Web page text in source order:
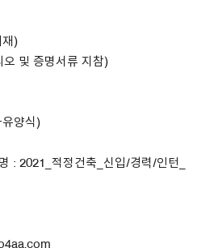
재)
및 증명서류 지참)
유양식)
: 2021_적정건축_신입/경력/인턴_